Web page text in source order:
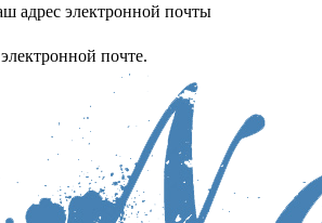
адрес электронной почты
почте.